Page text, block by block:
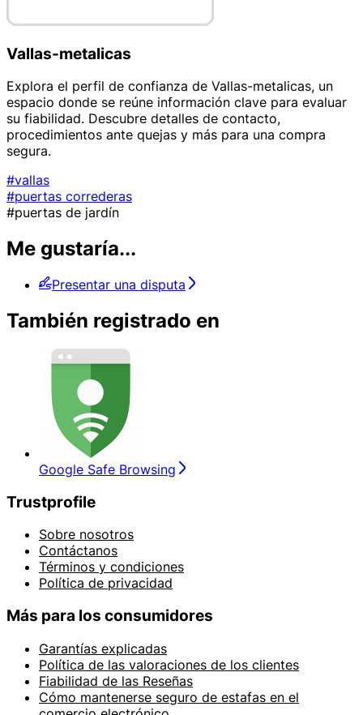
Vallas-metalicas
Explora el perfil de confianza de Vallas-metalicas, un
espacio donde se reúne información clave para evaluar
su fiabilidad. Descubre detalles de contacto,
procedimientos ante quejas y más para una compra
segura.
#vallas
#puertas correderas
#puertas de jardín
Me gustaría...
Presentar una disputa
También registrado en
Google Safe Browsing
Trustprofile
Sobre nosotros
Contáctanos
Términos y condiciones
Política de privacidad
Más para los consumidores
Garantías explicadas
Política de las valoraciones de los clientes
Fiabilidad de las Reseñas
Cómo mantenerse seguro de estafas en el